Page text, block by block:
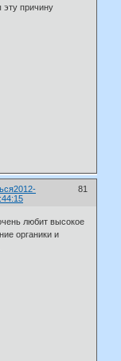
эту причину
81
2012-
любит высокое
органики и